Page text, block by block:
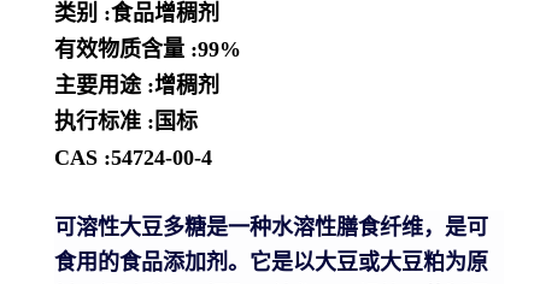
类别 :食品增稠剂
有效物质含量 :99%
主要用途 :增稠剂
执行标准 :国标
CAS :54724-00-4
可溶性大豆多糖是一种水溶性膳食纤维，是可
食用的食品添加剂。它是以大豆或大豆粕为原